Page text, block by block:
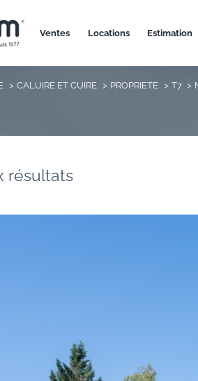
ventes locations estimation
CALUIRE ET CUIRE PROPRIETE T7
résultats